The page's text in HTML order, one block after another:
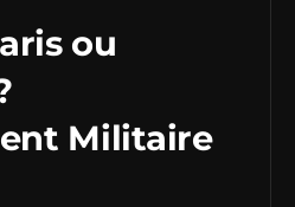
ou
Militaire